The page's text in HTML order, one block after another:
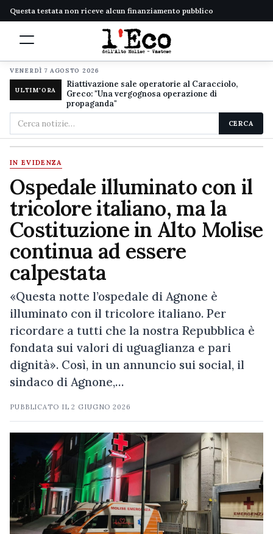
Questa testata non riceve alcun finanziamento pubblico
VENERDÌ 7 AGOSTO 2026
ULTIM'ORA
Riattivazione sale operatorie al Caracciolo,
Greco: "Una vergognosa operazione di
propaganda"
Cerca
nel
sito
CERCA
IN EVIDENZA
Ospedale illuminato con il
tricolore italiano, ma la
Costituzione in Alto Molise
continua ad essere
calpestata
«Questa notte l’ospedale di Agnone è
illuminato con il tricolore italiano. Per
ricordare a tutti che la nostra Repubblica è
fondata sui valori di uguaglianza e pari
dignità». Così, in un annuncio sui social, il
sindaco di Agnone,…
PUBBLICATO IL2 GIUGNO 2026